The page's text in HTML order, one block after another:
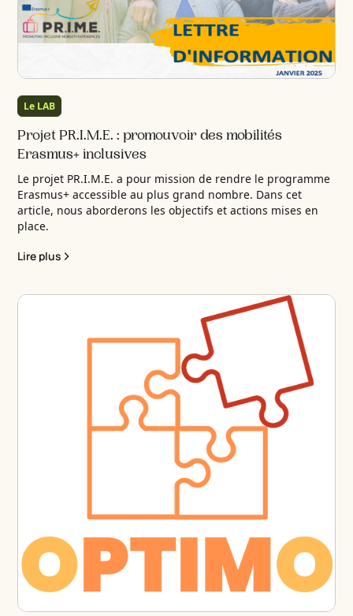
Le LAB
Projet PR.I.M.E. : promouvoir des mobilités
Erasmus+ inclusives
Le projet PR.I.M.E. a pour mission de rendre le programme
Erasmus+ accessible au plus grand nombre. Dans cet
article, nous aborderons les objectifs et actions mises en
place.
Lire plus